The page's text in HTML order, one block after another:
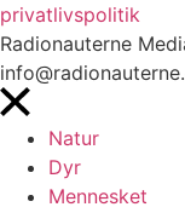
privatlivspolitik
Radionauterne
Natur
Dyr
Mennesket